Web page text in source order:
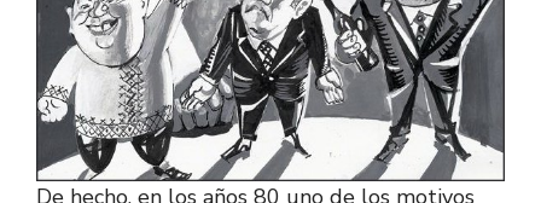
De hecho, en los años 80 uno de los motivos